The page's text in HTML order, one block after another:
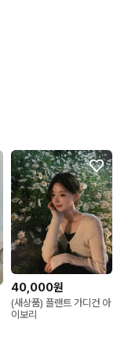
40,000원
(새상품) 플랜트 가디건 아
이보리